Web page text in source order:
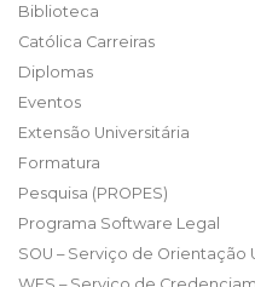
Biblioteca
Católica Carreiras
Diplomas
Eventos
Extensão Universitária
Formatura
Pesquisa (PROPES)
Programa Software Legal
SOU – Serviço de Orientação